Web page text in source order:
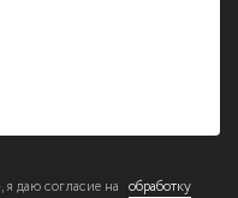
даю согласие на обработку